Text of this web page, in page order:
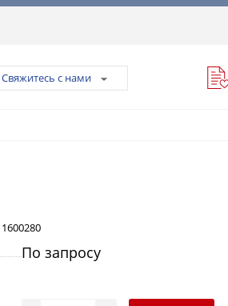
Свяжитесь с нами
1600280
По запросу